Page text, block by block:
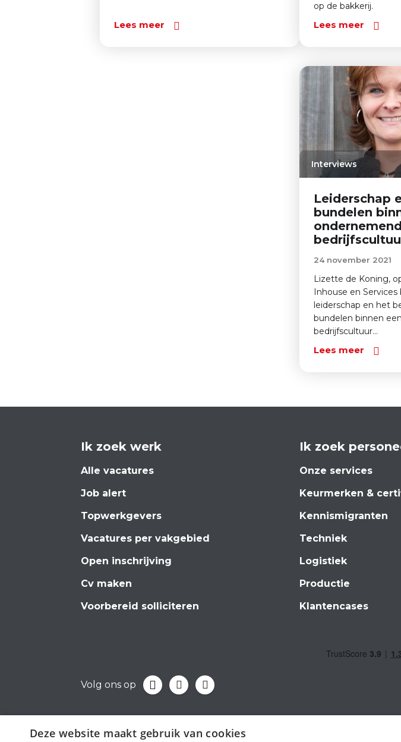
Lees meer
op de bakkerij.
Lees meer
Interviews
Leiderschap
bundelen
24 november 2021
Lizette de Koning,
Inhouse en Services
leiderschap en het
bundelen binnen
bedrijfscultuur...
Lees meer
Ik zoek werk
Alle vacatures
Job alert
Topwerkgevers
Vacatures per vakgebied
Open inschrijving
Cv maken
Voorbereid solliciteren
Ik zoek
Onze services
Keurmerken &
Kennismigranten
Techniek
Logistiek
Productie
Klantencases
Volg ons op
Deze website maakt gebruik van cookies